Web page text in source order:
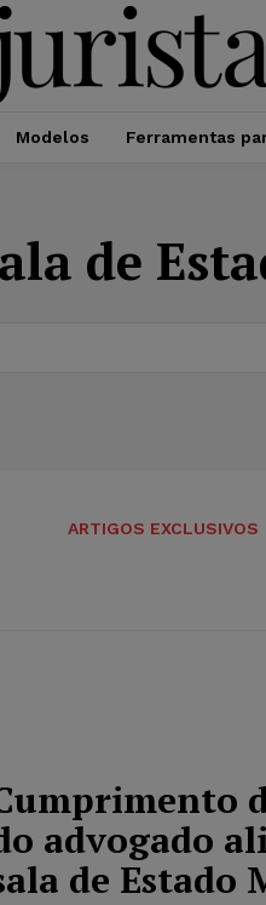
Modelos Ferramentas
de
ARTIGOS EXCLUSIVOS
advogado
de Estado